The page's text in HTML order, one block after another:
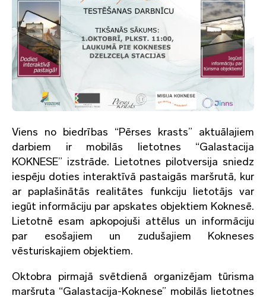
Viens no biedrības “Pērses krasts” aktuālajiem
darbiem ir mobilās lietotnes “Galastacija
KOKNESE” izstrāde. Lietotnes pilotversija sniedz
iespēju doties interaktīvā pastaigās maršrutā, kur
ar paplašinātās realitātes funkciju lietotājs var
iegūt informāciju par apskates objektiem Koknesē.
Lietotnē esam apkopojuši attēlus un informāciju
par esošajiem un zudušajiem Kokneses
vēsturiskajiem objektiem.
Oktobra pirmajā svētdienā organizējam tūrisma
maršruta “Galastacija-Koknese” mobilās lietotnes